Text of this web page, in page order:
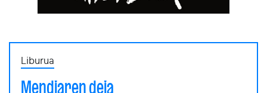
Liburua
Mendiaren deia